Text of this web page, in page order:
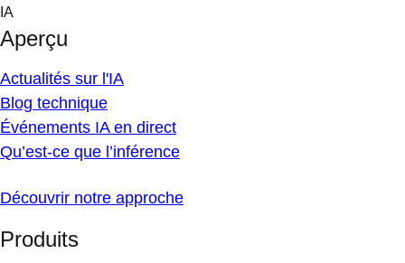
Skip
content
IA
Aperçu
Actualités sur l'IA
Blog technique
Événements IA en direct
Qu’est-ce que l’inférence
Découvrir notre approche
Produits